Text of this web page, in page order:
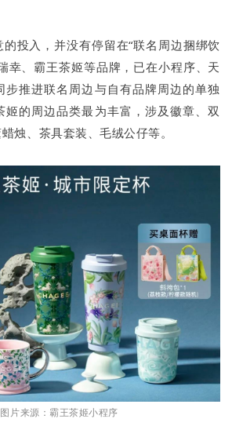
投入，并没有停留在“联名周边捆绑饮
幸、霸王茶姬等品牌，已在小程序、天
步推进联名周边与自有品牌周边的单独
姬的周边品类最为丰富，涉及徽章、双
烛、茶具套装、毛绒公仔等。
片来源：霸王茶姬小程序